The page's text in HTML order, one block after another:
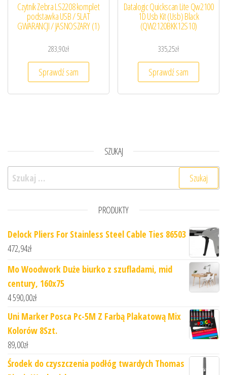
Czytnik Zebra LS2208 komplet
podstawka USB / 5LAT
GWARANCJI / JASNOSZARY (1)
283,90zł
Sprawdź sam
Datalogic Quickscan Lite Qw2100
1D Usb Kit (Usb) Black
(QW2120BKK12S10)
335,25zł
Sprawdź sam
SZUKAJ
Szukaj:
PRODUKTY
Delock Pliers For Stainless Steel Cable Ties 86503
472,94zł
Mo Woodwork Duże biurko z szufladami, mid
century, 160x75
4 590,00zł
Uni Marker Posca Pc-5M Z Farbą Plakatową Mix
Kolorów 8Szt.
89,00zł
Środek do czyszczenia podłóg twardych Thomas